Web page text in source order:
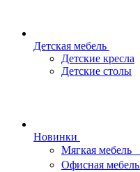
Детская мебель
Детские кресла
Детские столы
Новинки
Мягкая мебель
Офисная мебель